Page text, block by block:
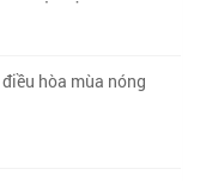
hòa mùa nóng